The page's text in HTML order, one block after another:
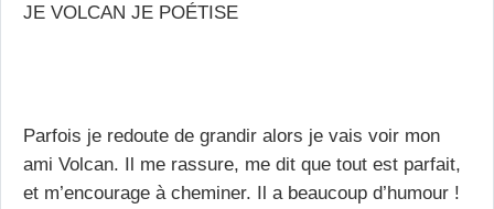
JE VOLCAN JE POÉTISE
Parfois je redoute de grandir alors je vais voir mon
ami Volcan. Il me rassure, me dit que tout est parfait,
et m’encourage à cheminer. Il a beaucoup d’humour !